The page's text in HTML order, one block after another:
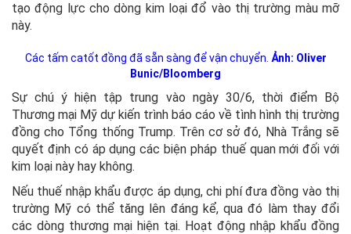
tạo động lực cho dòng kim loại đổ vào thị trường màu mỡ
này.
Các tấm catốt đồng đã sẵn sàng để vận chuyển. Ảnh: Oliver
Bunic/Bloomberg
Sự chú ý hiện tập trung vào ngày 30/6, thời điểm Bộ
Thương mại Mỹ dự kiến trình báo cáo về tình hình thị trường
đồng cho Tổng thống Trump. Trên cơ sở đó, Nhà Trắng sẽ
quyết định có áp dụng các biện pháp thuế quan mới đối với
kim loại này hay không.
Nếu thuế nhập khẩu được áp dụng, chi phí đưa đồng vào thị
trường Mỹ có thể tăng lên đáng kể, qua đó làm thay đổi
các dòng thương mại hiện tại. Hoạt động nhập khẩu đồng